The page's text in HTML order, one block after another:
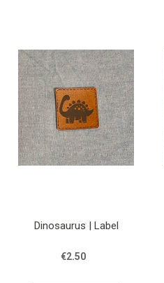
Dinosaurus | Label
€2.50